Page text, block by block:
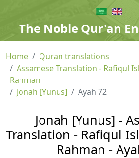
The Noble Qur'an
Home
Quran translations
Assamese Translation - Rafiqul
Rahman
Jonah [Yunus]
Ayah 72
Jonah [Yunus] -
Translation - Rafiqul
Rahman -